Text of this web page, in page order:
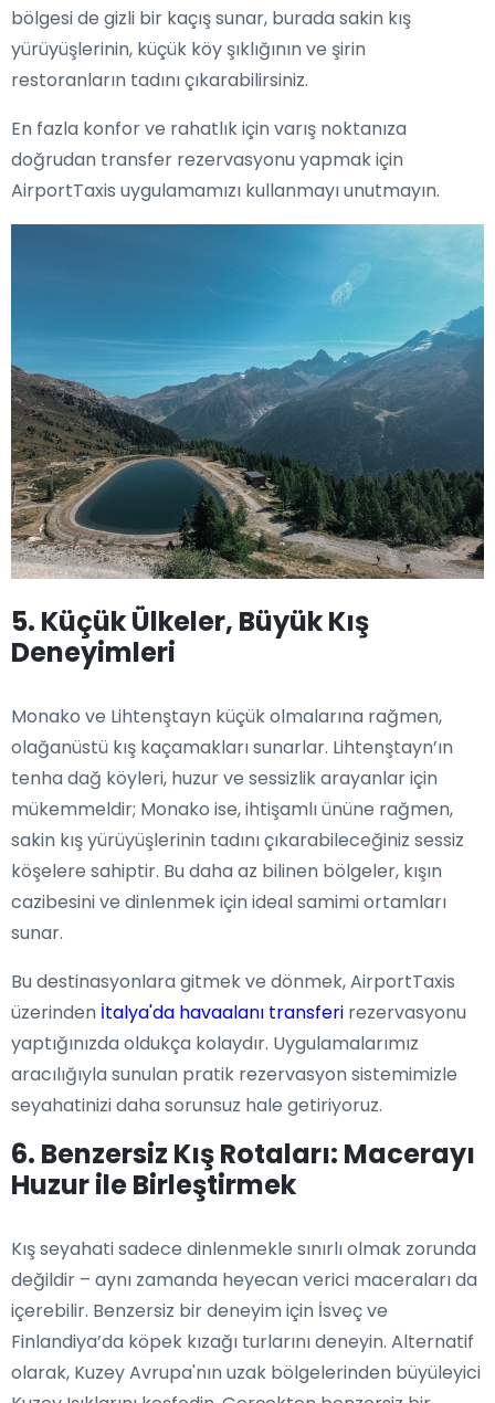
bölgesi de gizli bir kaçış sunar, burada sakin kış
yürüyüşlerinin, küçük köy şıklığının ve şirin
restoranların tadını çıkarabilirsiniz.
En fazla konfor ve rahatlık için varış noktanıza
doğrudan transfer rezervasyonu yapmak için
AirportTaxis uygulamamızı kullanmayı unutmayın.
5. Küçük Ülkeler, Büyük Kış
Deneyimleri
Monako ve Lihtenştayn küçük olmalarına rağmen,
olağanüstü kış kaçamakları sunarlar. Lihtenştayn’ın
tenha dağ köyleri, huzur ve sessizlik arayanlar için
mükemmeldir; Monako ise, ihtişamlı ününe rağmen,
sakin kış yürüyüşlerinin tadını çıkarabileceğiniz sessiz
köşelere sahiptir. Bu daha az bilinen bölgeler, kışın
cazibesini ve dinlenmek için ideal samimi ortamları
sunar.
Bu destinasyonlara gitmek ve dönmek, AirportTaxis
üzerinden İtalya'da havaalanı transferi rezervasyonu
yaptığınızda oldukça kolaydır. Uygulamalarımız
aracılığıyla sunulan pratik rezervasyon sistemimizle
seyahatinizi daha sorunsuz hale getiriyoruz.
6. Benzersiz Kış Rotaları: Macerayı
Huzur ile Birleştirmek
Kış seyahati sadece dinlenmekle sınırlı olmak zorunda
değildir – aynı zamanda heyecan verici maceraları da
içerebilir. Benzersiz bir deneyim için İsveç ve
Finlandiya’da köpek kızağı turlarını deneyin. Alternatif
olarak, Kuzey Avrupa'nın uzak bölgelerinden büyüleyici